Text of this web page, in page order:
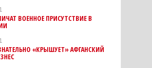
ВОЕННОЕ ПРИСУТСТВИЕ В
«КРЫШУЕТ» АФГАНСКИЙ